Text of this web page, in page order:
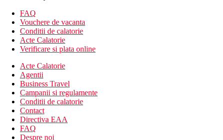
facilitatile de mai sus)
Camera dubla, cladire principala: situata in cladirea
principala.
Studio: bucatarie proprie.
hol de intrare cu receptie
restaurant principal
bar
bar de zi
conexiune la internet (contra cost)
Wi-Fi in hol (gratuit)
colt TV
2 piscine cu apa dulce (sezlonguri si umbrele gratuite)
FAQ
Vouchere de vacanta
Conditii de calatorie
Acte Calatorie
Verificare si plata online
Acte Calatorie
Agentii
Business Travel
Campanii si regulamente
Conditii de calatorie
Contact
Directiva EAA
FAQ
Despre noi